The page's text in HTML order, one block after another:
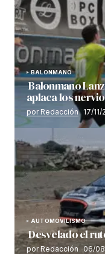
BALONMANO
Balonmano
aplaca los
por Redacción 17/
AUTOMOVILISMO
Desvelado el
por Redacción 06/